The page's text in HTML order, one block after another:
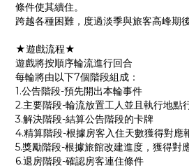
條件使其續住。
跨越各種困難，度過淡季與旅客高峰期
★遊戲流程★
遊戲將按順序輪流進行回合
每輪將由以下7個階段組成：
1.公告階段-預先開出本輪事件
2.主要階段-輪流放置工人並且執行地點
3.解決階段-結算公告階段的卡牌
4.精算階段-根據房客入住天數獲得對應
5.獎勵階段-根據旅館改建進度，獲得對
6.退房階段-確認房客連住條件